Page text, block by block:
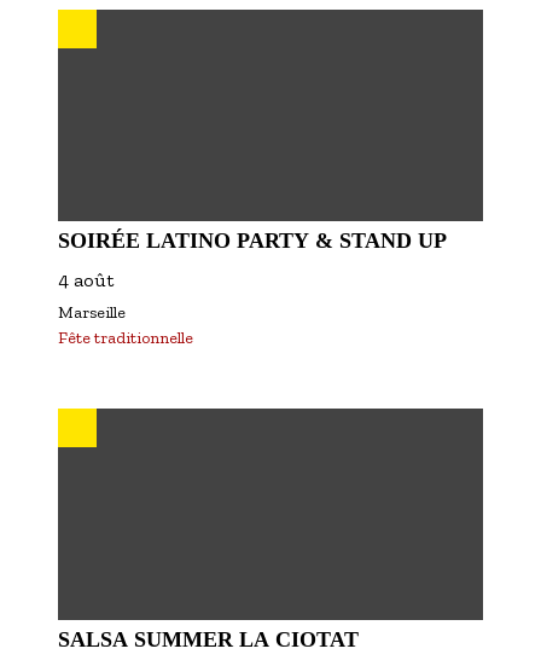
SOIRÉE LATINO PARTY & STAND UP
4 août
Marseille
Fête traditionnelle
SALSA SUMMER LA CIOTAT